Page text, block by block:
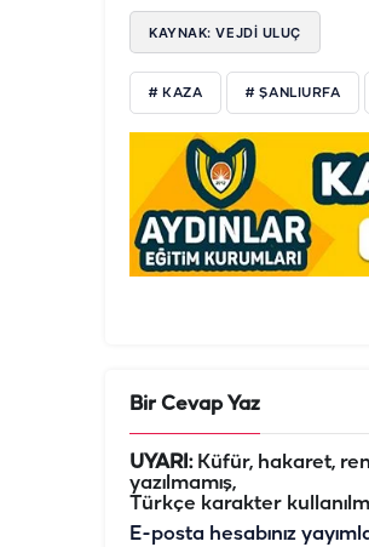
KAYNAK: VEJDI ULUÇ
# KAZA # ŞANLIURFA
Bir Cevap Yaz
UYARI:Küfür, hakaret,
yazılmamış,
Türkçe karakter
E-posta hesabınız